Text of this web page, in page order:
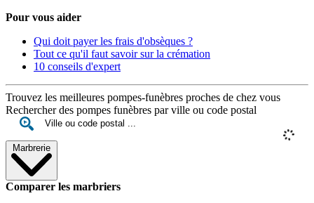
Pour vous aider
Qui doit payer les frais d'obsèques ?
Tout ce qu'il faut savoir sur la crémation
10 conseils d'expert
Trouvez les meilleures pompes-funèbres proches de chez vous
Rechercher des pompes funèbres par ville ou code postal
Marbrerie
Comparer les marbriers